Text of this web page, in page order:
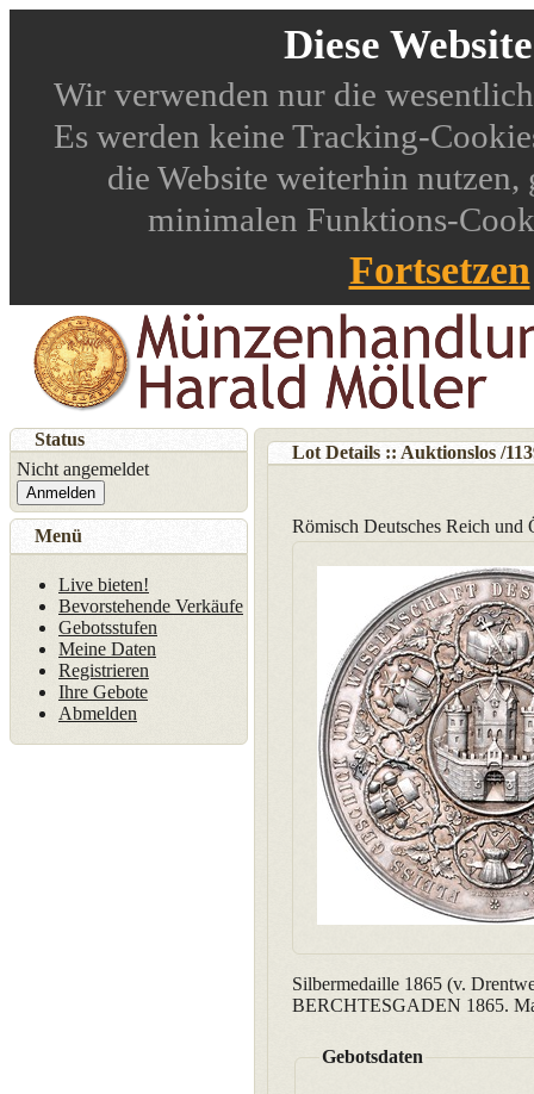
Diese
Wir verwenden nur die
Es werden keine Tracking-
die Website weiterhin nutzen,
minimalen Funktions-
Fortsetzen
Lot Details :: Auktionslos /
Römisch Deutsches Reich und
Silbermedaille 1865 (v.
BERCHTESGADEN 1865.
Gebotsdaten
Status
Nicht angemeldet
Anmelden
Menü
Live bieten!
Bevorstehende Verkäufe
Gebotsstufen
Meine Daten
Registrieren
Ihre Gebote
Abmelden